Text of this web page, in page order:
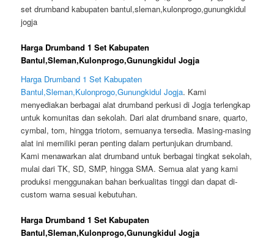
Harga Drumband 1 Set Kabupaten
Bantul,Sleman,Kulonprogo,Gunungkidul Jogja
Harga Drumband 1 Set Kabupaten
Bantul,Sleman,Kulonprogo,Gunungkidul Jogja. Kami
menyediakan berbagai alat drumband perkusi di Jogja terlengkap
untuk komunitas dan sekolah. Dari alat drumband snare, quarto,
cymbal, tom, hingga triotom, semuanya tersedia. Masing-masing
alat ini memiliki peran penting dalam pertunjukan drumband.
Kami menawarkan alat drumband untuk berbagai tingkat sekolah,
mulai dari TK, SD, SMP, hingga SMA. Semua alat yang kami
produksi menggunakan bahan berkualitas tinggi dan dapat di-
custom warna sesuai kebutuhan.
Harga Drumband 1 Set Kabupaten
Bantul,Sleman,Kulonprogo,Gunungkidul Jogja